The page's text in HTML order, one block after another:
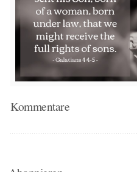
Kommentare